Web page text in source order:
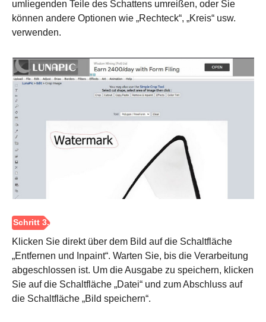
umliegenden Teile des Schattens umreißen, oder Sie
können andere Optionen wie „Rechteck“, „Kreis“ usw.
verwenden.
Klicken Sie direkt über dem Bild auf die Schaltfläche
„Entfernen und Inpaint“. Warten Sie, bis die Verarbeitung
abgeschlossen ist. Um die Ausgabe zu speichern, klicken
Sie auf die Schaltfläche „Datei“ und zum Abschluss auf
die Schaltfläche „Bild speichern“.